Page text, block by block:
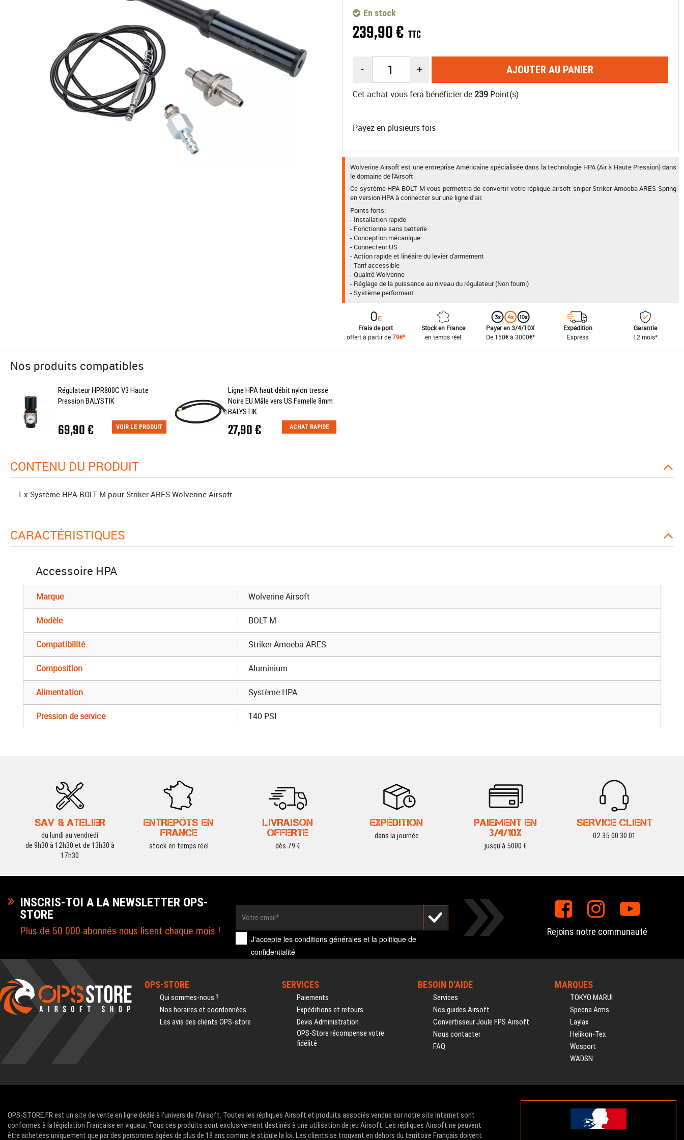
239,90€ TTC
En stock
- + AJOUTER AU PANIER
Cet achat vous fera bénéficier de 239 Point(s)
Payez en plusieurs fois
Wolverine Airsoft est une entreprise Américaine spécialisée dans la technologie HPA (Air à Haute Pression) dans
le domaine de l'Airsoft.
Ce système HPA BOLT M vous permettra de convertir votre réplique airsoft sniper Striker Amoeba ARES Spring
en version HPA à connecter sur une ligne d'air.
Points forts:
- Installation rapide
- Fonctionne sans batterie
- Conception mécanique
- Connecteur US
- Action rapide et linéaire du levier d'armement
- Tarif accessible
- Qualité Wolverine
- Réglage de la puissance au niveau du régulateur (Non fourni)
- Système performant
Frais de port
offert à partir de79€*
Stock en France
en temps réel
Payer en 3/4/10X
De 150€ à 3000€*
Expédition
Express
Garantie
12 mois*
Nos produits compatibles
Régulateur HPR800C V3 Haute
Pression BALYSTIK
69,90 € VOIR LE PRODUIT
Ligne HPA haut débit nylon tressé
Noire EU Mâle vers US Femelle 8mm
BALYSTIK
27,90 € ACHAT RAPIDE
CONTENU DU PRODUIT
1 x Système HPA BOLT M pour Striker ARES Wolverine Airsoft
CARACTÉRISTIQUES
Accessoire HPA
Marque Wolverine Airsoft
Modèle BOLT M
Compatibilité Striker Amoeba ARES
Composition Aluminium
Alimentation Système HPA
Pression de service 140 PSI
SAV & ATELIER
du lundi au vendredi
de 9h30 à 12h30 et de 13h30 à
17h30
ENTREPÔTS EN
FRANCE
stock en temps réel
LIVRAISON
OFFERTE
dès 79 €
EXPÉDITION
dans la journée
PAIEMENT EN
3/4/10X
jusqu'à 5000 €
SERVICE CLIENT
02 35 00 30 01
INSCRIS-TOI A LA NEWSLETTER OPS-
STORE
Plus de 50 000 abonnés nous lisent chaque mois !
J'accepte lesconditions générales et lapolitique de
confidentialité
Rejoins notre communauté
OPS-STORE
Qui sommes-nous ?
Nos horaires et coordonnées
Les avis des clients OPS-store
SERVICES
Paiements
Expéditions et retours
Devis Administration
OPS-Store récompense votre
fidélité
BESOIN D'AIDE
Services
Nos guides Airsoft
Convertisseur Joule FPS Airsoft
Nous contacter
FAQ
MARQUES
TOKYO MARUI
Specna Arms
Laylax
Helikon-Tex
Wosport
WADSN
OPS-STORE.FR est un site de vente en ligne dédié à l'univers de l'Airsoft. Toutes les répliques Airsoft et produits associés vendus sur notre site internet sont
conformes à la législation Française en vigueur. Tous ces produits sont exclusivement destinés à une utilisation de jeu Airsoft. Les répliques Airsoft ne peuvent
être achetées uniquement que par des personnes âgées de plus de 18 ans comme le stipule la loi. Les clients se trouvant en dehors du territoire Français doivent